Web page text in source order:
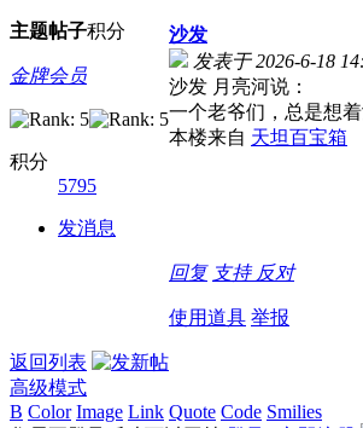
主题帖子积分
金牌会员
积分
5795
发消息
沙发
发表于 2026-6-18
沙发 月亮河说：
一个老爷们，总是想
本楼来自 天坦百宝箱
回复 支持 反对
使用道具 举报
返回列表
高级模式
B Color Image Link Quote Code Smilies